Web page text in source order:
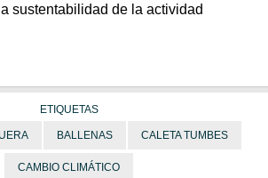
sustentabilidad de la actividad
ETIQUETAS
BALLENAS CALETA TUMBES
CAMBIO CLIMÁTICO